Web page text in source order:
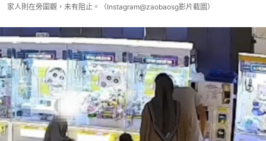
家人則在旁圍觀，未有阻止。（Instagram@zaobaosg影片截圖）